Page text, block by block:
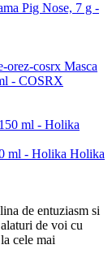
Pig Nose, 7 g -
Masca
- COSRX
ml - Holika Holika
de entuziasm si
de voi cu
cele mai